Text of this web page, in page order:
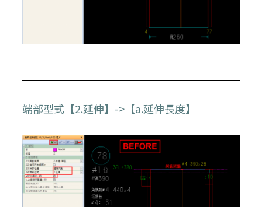
端部型式【2.延伸】->【a.延伸長度】